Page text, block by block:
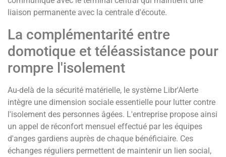
liaison permanente avec la centrale d'écoute.
La complémentarité entre
domotique et téléassistance pour
rompre l'isolement
Au-delà de la sécurité matérielle, le système Libr'Alerte
intègre une dimension sociale essentielle pour lutter contre
l'isolement des personnes âgées. L'entreprise propose ainsi
un appel de réconfort mensuel effectué par les équipes
d'anges gardiens auprès de chaque bénéficiaire. Ces
échanges réguliers permettent de maintenir un lien social,